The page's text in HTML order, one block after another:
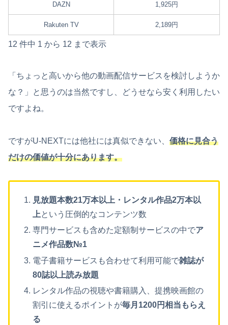
DAZN 1,925円
Rakuten TV 2,189円
12 件中 1 から 12 まで表示
「ちょっと高いから他の動画配信サービスを検討しようか
な？」と思うのは当然ですし、どうせなら安く利用したい
ですよね。
ですがU-NEXTには他社には真似できない、 価格に見合う
だけの価値が十分にあります。
見放題本数21万本以上・レンタル作品2万本以
上という圧倒的なコンテンツ数
専門サービスも含めた定額制サービスの中でア
ニメ作品数№1
電子書籍サービスも合わせて利用可能で雑誌が
80誌以上読み放題
レンタル作品の視聴や書籍購入、提携映画館の
割引に使えるポイントが毎月1200円相当もらえ
る